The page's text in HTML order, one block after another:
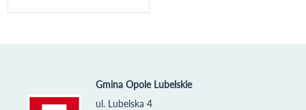
Gmina Opole Lubelskie
ul. Lubelska 4